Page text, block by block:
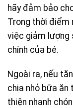
hãy đảm bảo
Trong thời điểm
việc giảm lượng
chính của bé.
Ngoài ra, nếu
chia nhỏ bữa ăn
thiện nhanh